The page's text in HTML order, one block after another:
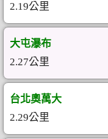
2.19公里
大屯瀑布
2.27公里
台北奧萬大
2.29公里